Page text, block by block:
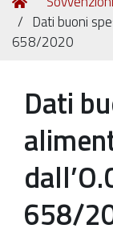
sei
qui:
Dati buoni
658/2020
Dati
658/